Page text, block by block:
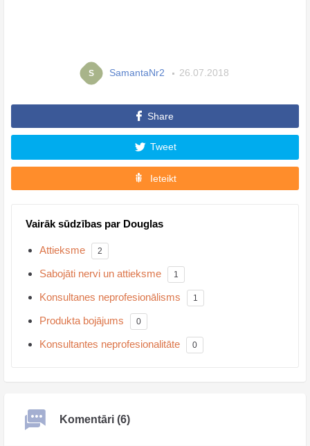
S SamantaNr2 26.07.2018
Share
Tweet
Ieteikt
Vairāk sūdzības par Douglas
Attieksme 2
Sabojāti nervi un attieksme 1
Konsultanes neprofesionālisms 1
Produkta bojājums 0
Konsultantes neprofesionalitāte 0
Komentāri (6)